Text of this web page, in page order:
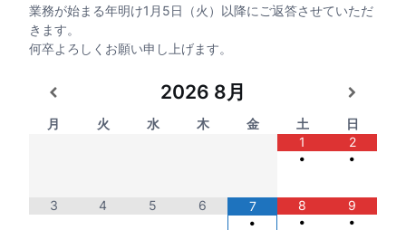
業務が始まる年明け1月5日（火）以降にご返答させていただ
きます。
何卒よろしくお願い申し上げます。
2026 8月
月 火 水 木 金 土
日
1
•
2
•
3 4 5 6
7
•
8
•
9
•